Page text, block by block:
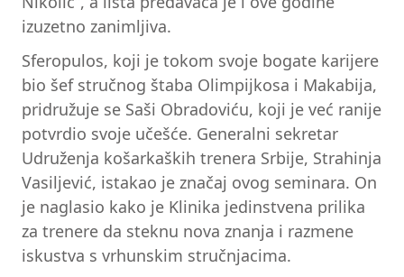
izuzetno zanimljiva.
Sferopulos, koji je tokom svoje bogate karijere
bio šef stručnog štaba Olimpijkosa i Makabija,
pridružuje se Saši Obradoviću, koji je već ranije
potvrdio svoje učešće. Generalni sekretar
Udruženja košarkaških trenera Srbije, Strahinja
Vasiljević, istakao je značaj ovog seminara. On
je naglasio kako je Klinika jedinstvena prilika
za trenere da steknu nova znanja i razmene
iskustva s vrhunskim stručnjacima.